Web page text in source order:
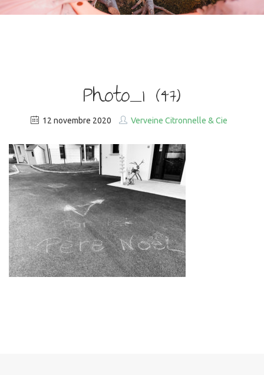
Photo_1 (47)
12 novembre 2020 Verveine Citronnelle & Cie